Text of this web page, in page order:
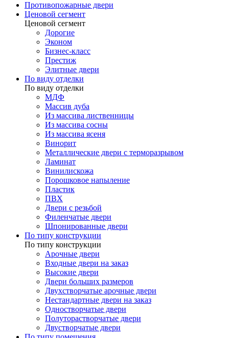
Противопожарные двери
Ценовой сегмент
Ценовой сегмент
Дорогие
Эконом
Бизнес-класс
Престиж
Элитные двери
По виду отделки
По виду отделки
МДФ
Массив дуба
Из массива лиственницы
Из массива сосны
Из массива ясеня
Винорит
Металлические двери с терморазрывом
Ламинат
Винилискожа
Порошковое напыление
Пластик
ПВХ
Двери с резьбой
Филенчатые двери
Шпонированные двери
По типу конструкции
По типу конструкции
Арочные двери
Входные двери на заказ
Высокие двери
Двери больших размеров
Двухстворчатые арочные двери
Нестандартные двери на заказ
Одностворчатые двери
Полуторастворчатые двери
Двустворчатые двери